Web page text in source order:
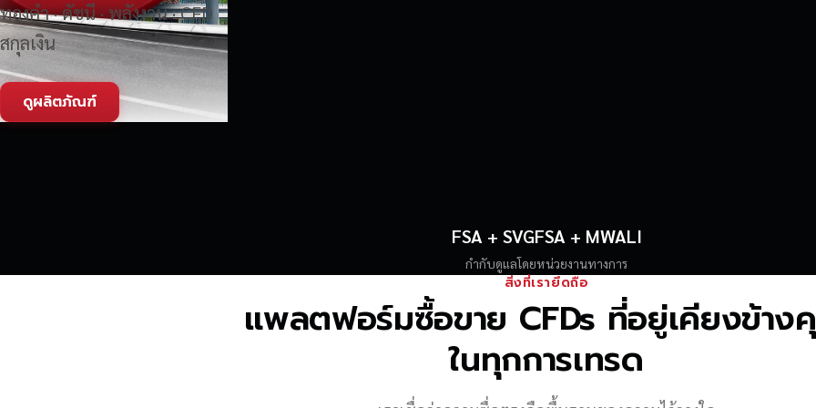
ทองคำ · ดัชนี · พลังงาน · CFD
สกุลเงิน
ดูผลิตภัณฑ์
FSA + SVGFSA + MWALI
กำกับดูแลโดยหน่วยงานทางการ
สิ่งที่เรายึดถือ
แพลตฟอร์มซื้อขาย CFDs ที่อยู่เคียงข้า
ในทุกการเทรด